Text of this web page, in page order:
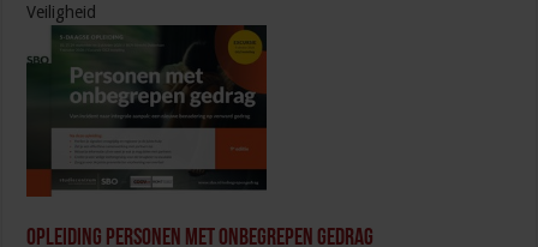
Veiligheid
Opleiding Personen met onbegrepen gedrag